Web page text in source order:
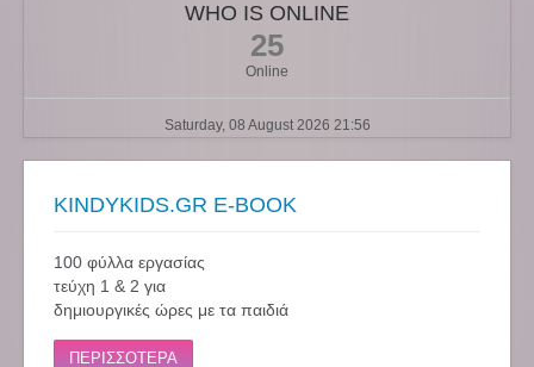
WHO IS ONLINE
25
Online
Saturday, 08 August 2026 21:56
KINDYKIDS.GR E-BOOK
100 φύλλα εργασίας
τεύχη 1 & 2 για
δημιουργικές ώρες με τα παιδιά
ΠΕΡΙΣΣΟΤΕΡΑ